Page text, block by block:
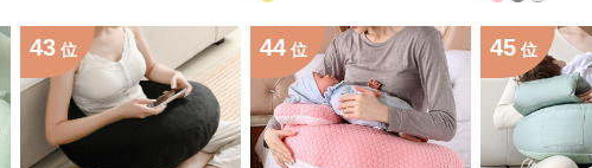
43 位 44 位 45 位